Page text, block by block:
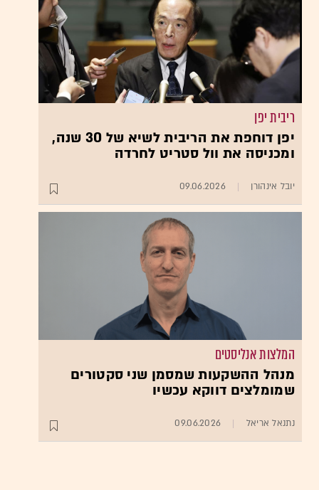
ריבית יפן
יפן דוחפת את הריבית לשיא של 30 שנה,
ומכניסה את וול סטריט לחרדה
יובל אינהורן 09.06.2026
המלצות אנליסטים
מנהל ההשקעות שמסמן שני סקטורים
שמומלצים דווקא עכשיו
נתנאל אריאל 09.06.2026